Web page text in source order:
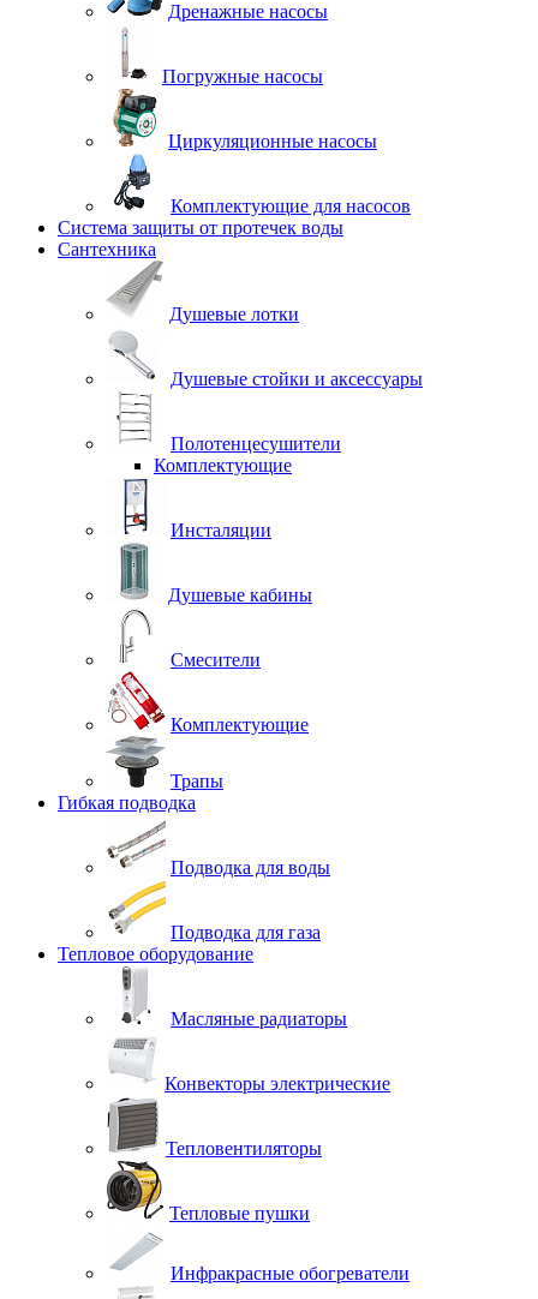
Дренажные насосы
Погружные насосы
Циркуляционные насосы
Комплектующие для насосов
Система защиты от протечек воды
Сантехника
Душевые лотки
Душевые стойки и аксессуары
Полотенцесушители
Комплектующие
Инсталяции
Душевые кабины
Смесители
Комплектующие
Трапы
Гибкая подводка
Подводка для воды
Подводка для газа
Тепловое оборудование
Масляные радиаторы
Конвекторы электрические
Тепловентиляторы
Тепловые пушки
Инфракрасные обогреватели